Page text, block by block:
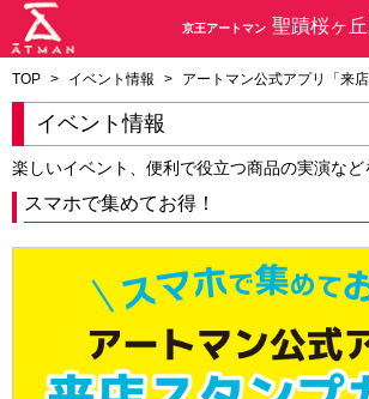
京王アートマン 聖蹟桜ヶ
TOP > イベント情報 > アートマン公式アプリ「来
イベント情報
楽しいイベント、便利で役立つ商品の実演など
スマホで集めてお得！